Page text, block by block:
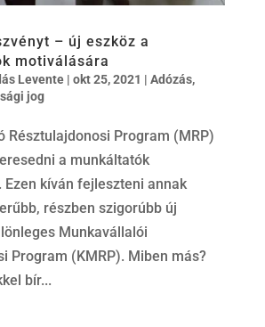
– új eszköz a
motiválására
Levente| okt 25, 2021 | Adózás,
jog
Résztulajdonosi Program (MRP)
a munkáltatók
Ezen kíván fejleszteni annak
részben szigorúbb új
Munkavállalói
Program (KMRP). Miben más?
bír...